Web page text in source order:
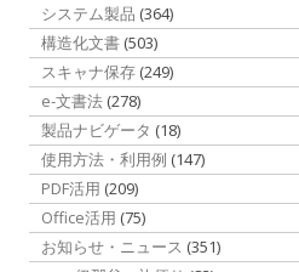
システム製品 (364)
構造化文書 (503)
スキャナ保存 (249)
e-文書法 (278)
製品ナビゲータ (18)
使用方法・利用例 (147)
PDF活用 (209)
Office活用 (75)
お知らせ・ニュース (351)